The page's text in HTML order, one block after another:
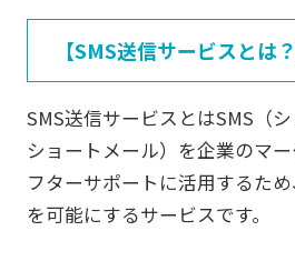
【SMS送信サービスとは？
SMS送信サービスとはSMS（
ショートメール）を企業のマ
フターサポートに活用するた
を可能にするサービスです。